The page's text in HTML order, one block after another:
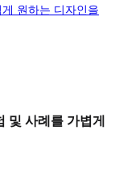
원하는 디자인을
및 사례를 가볍게